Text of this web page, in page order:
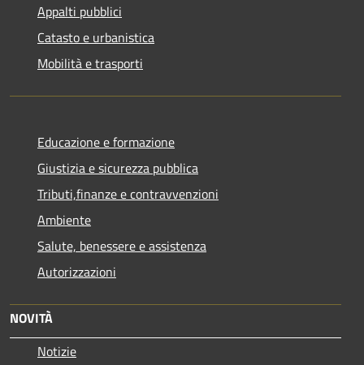
Appalti pubblici
Catasto e urbanistica
Mobilità e trasporti
Educazione e formazione
Giustizia e sicurezza pubblica
Tributi,finanze e contravvenzioni
Ambiente
Salute, benessere e assistenza
Autorizzazioni
NOVITÀ
Notizie